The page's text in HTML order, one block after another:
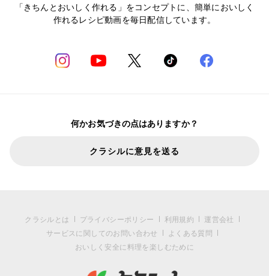
「きちんとおいしく作れる」をコンセプトに、簡単においしく
作れるレシピ動画を毎日配信しています。
何かお気づきの点はありますか？
クラシルに意見を送る
クラシルとは プライバシーポリシー 利用規約
運営会社
サービスに関してのお問い合わせ
よくある質問
おいしく安全に料理を楽しむために